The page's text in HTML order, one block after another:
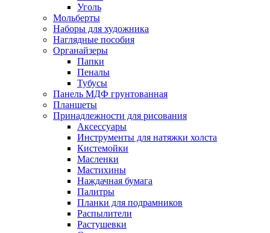
Уголь
Мольберты
Наборы для художника
Наглядные пособия
Органайзеры
Папки
Пеналы
Тубусы
Панель МДФ грунтованная
Планшеты
Принадлежности для рисования
Аксессуары
Инструменты для натяжки холста
Кистемойки
Масленки
Мастихины
Наждачная бумага
Палитры
Планки для подрамников
Распылители
Растушевки